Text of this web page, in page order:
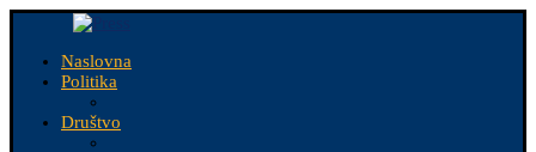
Naslovna
Politika
Društvo